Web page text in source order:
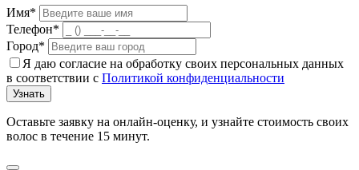
Имя*
Телефон*
Город*
Я даю согласие на обработку своих персональных данных
в соответствии с Политикой конфиденциальности
Узнать
Оставьте заявку на онлайн-оценку, и узнайте стоимость своих
волос в течение 15 минут.